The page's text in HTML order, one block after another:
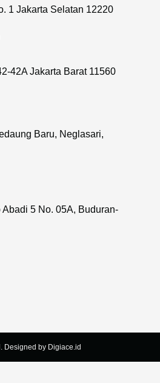
1 Jakarta Selatan 12220
42A Jakarta Barat 11560
Baru, Neglasari,
5 No. 05A, Buduran-
Designed by Digiace.id